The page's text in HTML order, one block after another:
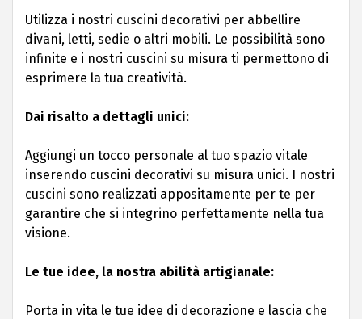
Utilizza i nostri cuscini decorativi per abbellire
divani, letti, sedie o altri mobili. Le possibilità sono
infinite e i nostri cuscini su misura ti permettono di
esprimere la tua creatività.
Dai risalto a dettagli unici:
Aggiungi un tocco personale al tuo spazio vitale
inserendo cuscini decorativi su misura unici. I nostri
cuscini sono realizzati appositamente per te per
garantire che si integrino perfettamente nella tua
visione.
Le tue idee, la nostra abilità artigianale:
Porta in vita le tue idee di decorazione e lascia che